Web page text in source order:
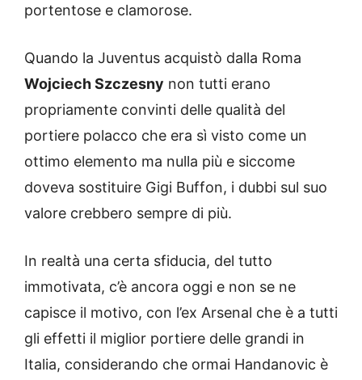
portentose e clamorose.
Quando la Juventus acquistò dalla Roma
Wojciech Szczesny non tutti erano
propriamente convinti delle qualità del
portiere polacco che era sì visto come un
ottimo elemento ma nulla più e siccome
doveva sostituire Gigi Buffon, i dubbi sul suo
valore crebbero sempre di più.
In realtà una certa sfiducia, del tutto
immotivata, c’è ancora oggi e non se ne
capisce il motivo, con l’ex Arsenal che è a tutti
gli effetti il miglior portiere delle grandi in
Italia, considerando che ormai Handanovic è